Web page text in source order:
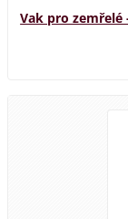
Vak pro